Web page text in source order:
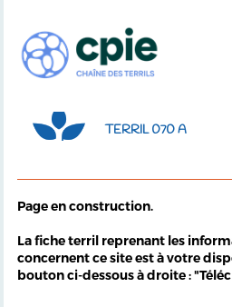
TERRIL 070 A
Page en construction.
La fiche terril reprenant les
concernent ce site est à votre
bouton ci-dessous à droite :